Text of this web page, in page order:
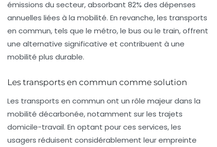
émissions du secteur, absorbant 82% des dépenses
annuelles liées à la mobilité. En revanche, les transports
en commun, tels que le métro, le bus ou le train, offrent
une alternative significative et contribuent à une
mobilité plus durable.
Les transports en commun comme solution
Les transports en commun ont un rôle majeur dans la
mobilité décarbonée, notamment sur les trajets
domicile-travail. En optant pour ces services, les
usagers réduisent considérablement leur empreinte